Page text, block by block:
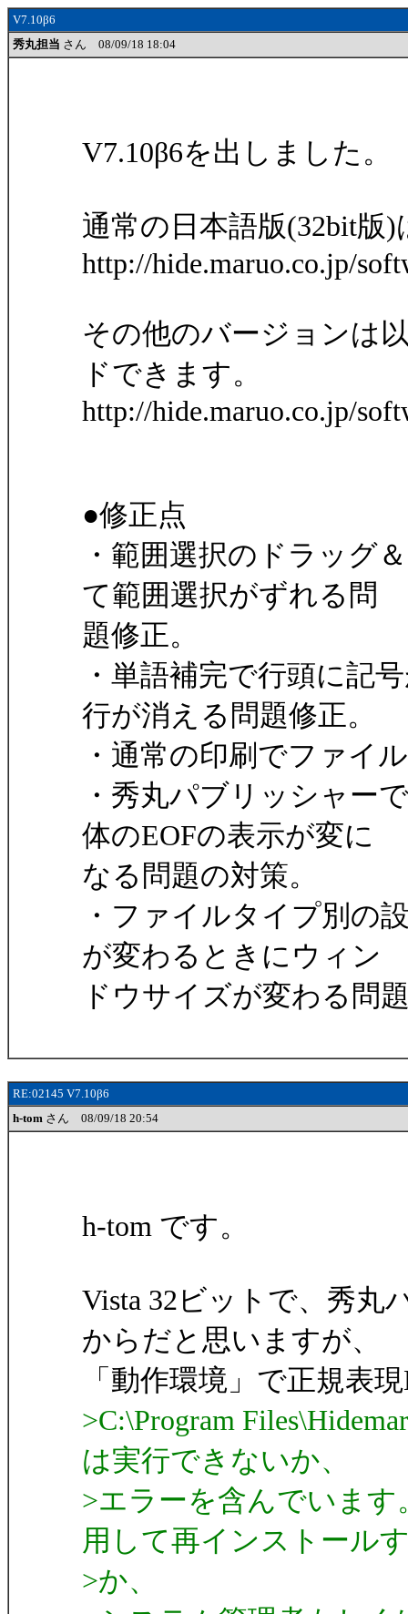
V7.10β6
秀丸担当 さん 08/09/18 18:04
V7.10β6を出しました。
通常の日本語版(32bit版
http://hide.maruo.co.jp/
その他のバージョンは
ドできます。
http://hide.maruo.co.jp/
●修正点
・範囲選択のドラッグ
て範囲選択がずれる問
題修正。
・単語補完で行頭に記
行が消える問題修正。
・通常の印刷でファイ
・秀丸パブリッシャー
体のEOFの表示が変に
なる問題の対策。
・ファイルタイプ別の
が変わるときにウィン
ドウサイズが変わる問
RE:02145 V7.10β6
h-tom さん 08/09/18 20:54
h-tom です。
Vista 32ビットで、秀丸
からだと思いますが、
「動作環境」で正規表
>C:\Program
は実行できないか、
>エラーを含んでいま
用して再インストール
>か、